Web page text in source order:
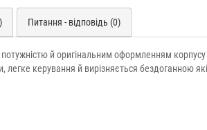
Питання - відповідь (0)
й оригінальним оформленням
легке керування й вирізняється бездоганною